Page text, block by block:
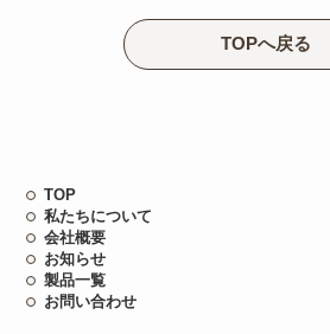
TOPへ戻る
TOP
私たちについて
会社概要
お知らせ
製品一覧
お問い合わせ